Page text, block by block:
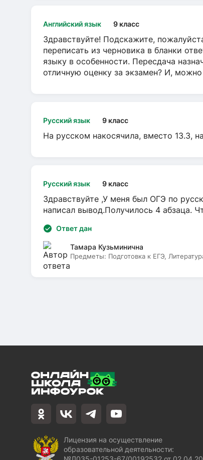
Английский язык 9 класс
Здравствуйте! Подскажите,
переписать из черновика в бланки
языку в особенности. Пересдача
отличную оценку за экзамен? И, можно
Русский язык 9 класс
На русском накосячила, вместо 13.3,
Русский язык 9 класс
Здравствуйте ,У меня был ОГЭ по
написал вывод.Получилось 4 абзаца.
Ответ дан
Тамара Кузьминична
Предметы: Подготовка к ЕГЭ,
Лицензия на осуществление
образовательной деятельности: